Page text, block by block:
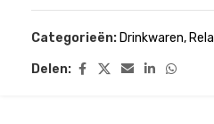
Categorieën: Drinkwaren,
Delen: